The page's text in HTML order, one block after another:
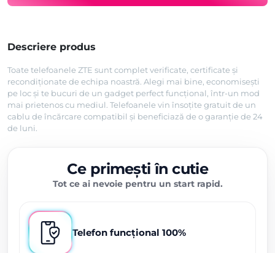
Descriere produs
Toate telefoanele ZTE sunt complet verificate, certificate și
recondiționate de echipa noastră. Alegi mai bine, economisești
pe loc și te bucuri de un gadget perfect funcțional, într-un mod
mai prietenos cu mediul. Telefoanele vin însoțite gratuit de un
cablu de încărcare compatibil și beneficiază de o garanție de 24
de luni.
Ce primești în cutie
Tot ce ai nevoie pentru un start rapid.
Telefon funcțional 100%